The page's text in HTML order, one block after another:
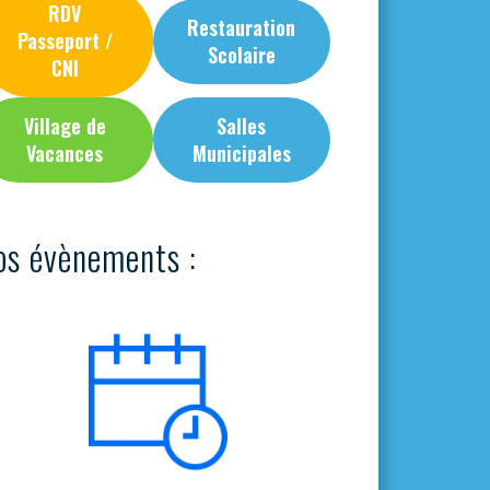
RDV
Passeport /
CNI
Restauration
Scolaire
Village de
Vacances
Salles
Municipales
évènements :